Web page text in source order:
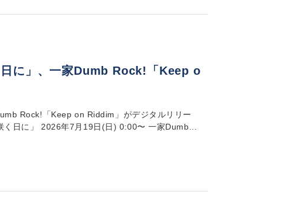
に」、一家Dumb Rock!「Keep o
Rock!「Keep on Riddim」がデジタルリリー
日に」 2026年7月19日(日) 0:00〜 一家Dumb...